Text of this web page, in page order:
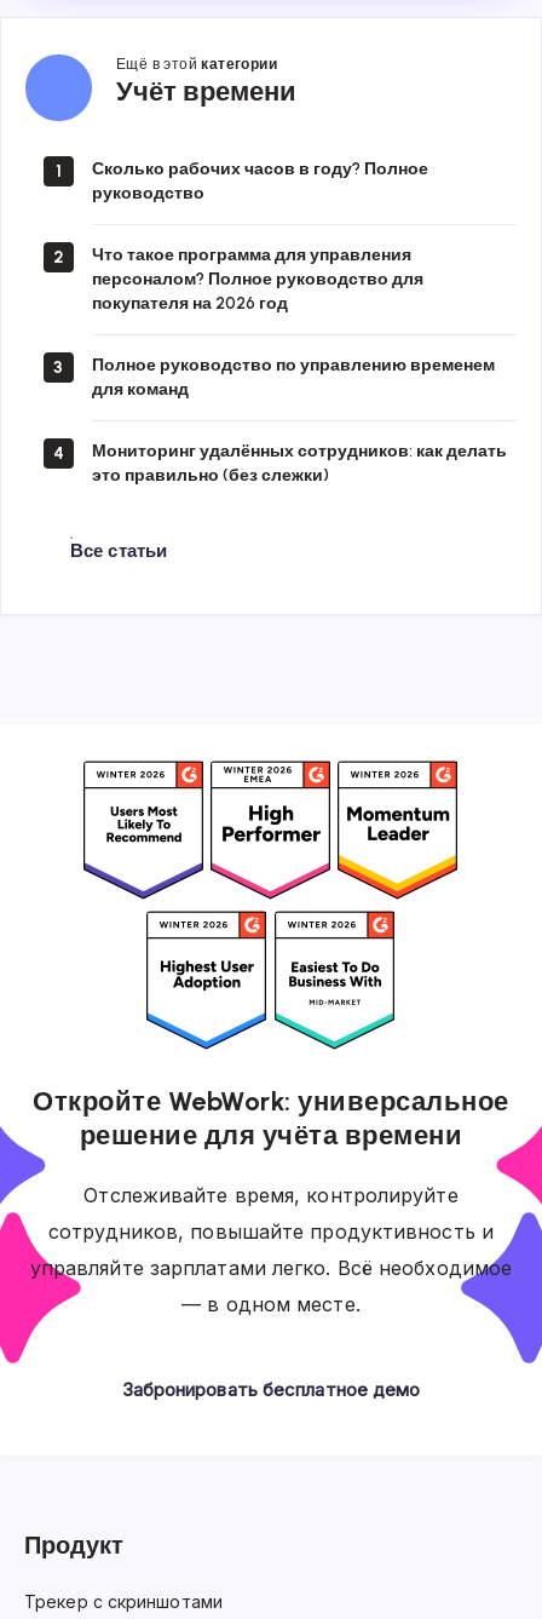
Ещё в этойкатегории
Учёт времени
Учёт
времени
1
Сколько рабочих часов в году? Полное
руководство
2
Что такое программа для управления
персоналом? Полное руководство для
покупателя на 2026 год
3
Полное руководство по управлению временем
для команд
4
Мониторинг удалённых сотрудников: как делать
это правильно (без слежки)
Все статьи
Откройте WebWork: универсальное
решение для учёта времени
Отслеживайте время, контролируйте
сотрудников, повышайте продуктивность и
управляйте зарплатами легко. Всё необходимое
— в одном месте.
Забронировать бесплатное демо
Продукт
Трекер с скриншотами